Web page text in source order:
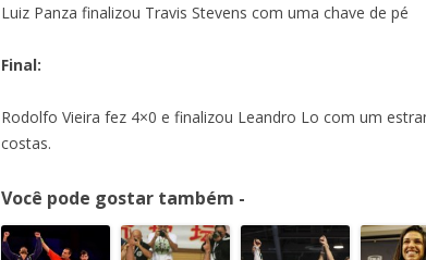
Luiz Panza finalizou Travis Stevens com uma chave de pé
Final:
Rodolfo Vieira fez 4×0 e finalizou Leandro Lo com um
costas.
Você pode gostar também -